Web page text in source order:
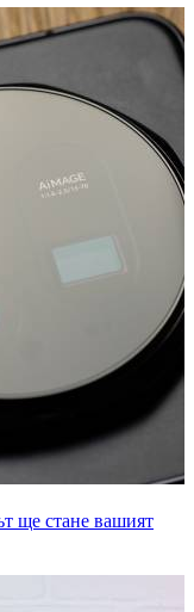
ще стане вашият